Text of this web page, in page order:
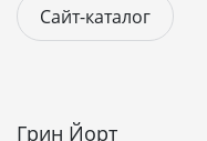
Сайт-каталог
Грин Йорт